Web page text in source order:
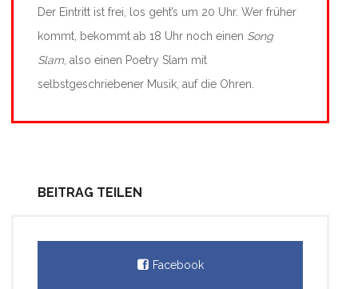
Der Eintritt ist frei, los geht’s um 20 Uhr. Wer früher
kommt, bekommt ab 18 Uhr noch einen Song
Slam , also einen Poetry Slam mit
selbstgeschriebener Musik, auf die Ohren.
BEITRAG TEILEN
Facebook